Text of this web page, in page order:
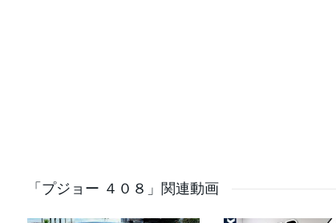
「プジョー ４０８」関連動画